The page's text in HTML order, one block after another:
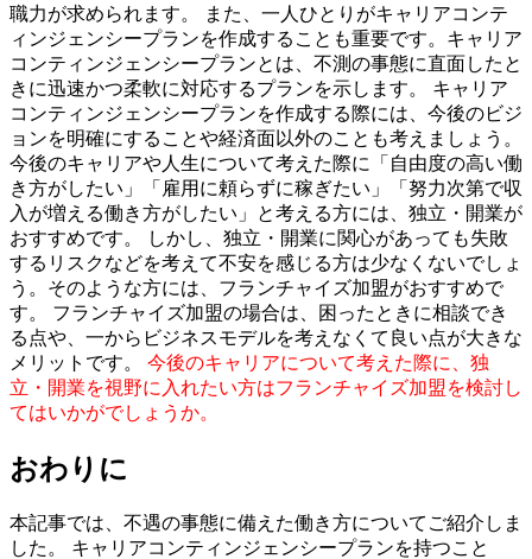
職力が求められます。 また、一人ひとりがキャリアコンテ
ィンジェンシープランを作成することも重要です。キャリア
コンティンジェンシープランとは、不測の事態に直面したと
きに迅速かつ柔軟に対応するプランを示します。 キャリア
コンティンジェンシープランを作成する際には、今後のビジ
ョンを明確にすることや経済面以外のことも考えましょう。
今後のキャリアや人生について考えた際に「自由度の高い働
き方がしたい」「雇用に頼らずに稼ぎたい」「努力次第で収
入が増える働き方がしたい」と考える方には、独立・開業が
おすすめです。 しかし、独立・開業に関心があっても失敗
するリスクなどを考えて不安を感じる方は少なくないでしょ
う。そのような方には、フランチャイズ加盟がおすすめで
す。 フランチャイズ加盟の場合は、困ったときに相談でき
る点や、一からビジネスモデルを考えなくて良い点が大きな
メリットです。 今後のキャリアについて考えた際に、独
立・開業を視野に入れたい方はフランチャイズ加盟を検討し
てはいかがでしょうか。
おわりに
本記事では、不遇の事態に備えた働き方についてご紹介しま
した。 キャリアコンティンジェンシープランを持つこと